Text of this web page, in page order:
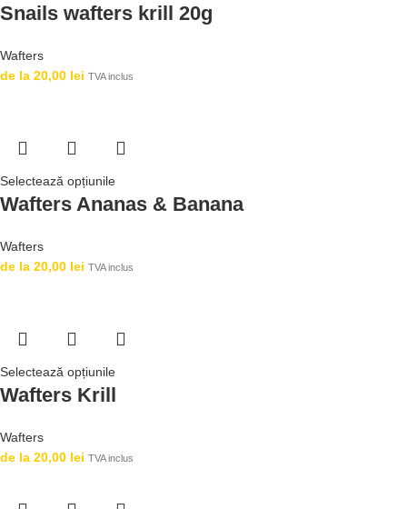
Snails wafters krill 20g
Wafters
de la 20,00 lei TVA inclus
Selectează opțiunile
Wafters Ananas & Banana
Wafters
de la 20,00 lei TVA inclus
Selectează opțiunile
Wafters Krill
Wafters
de la 20,00 lei TVA inclus